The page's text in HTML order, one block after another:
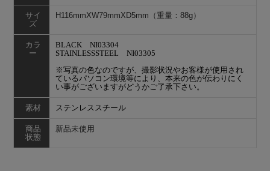
サイ
ズ
H116mmXW79mmXD5mm（重量：88g）
カラ
ー
BLACK NI03304
STAINLESSSTEEL NI03305
※写真の色なのですが、撮影状況やお客様が使用され
ているパソコン環境等により、本来の色が伝わりにく
い事がございますがどうかご了承下さい。
素材 ステンレススチール
商品
状態
新品未使用